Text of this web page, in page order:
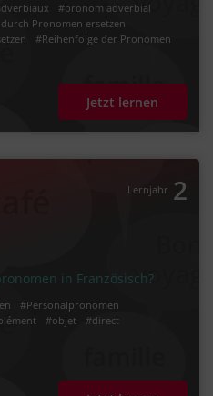
#pronom adverbial
Pronomen ersetzen
#Reihenfolge der Pronomen
Jetzt lernen
Lernjahr 2
in Französisch?
#Personalpronomen
#objet
#direct